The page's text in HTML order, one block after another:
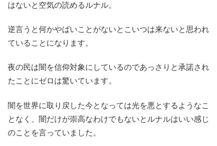
はないと空気の読めるルナル。
逆言うと何かやばいことがないとこいつは来ないと思われ
ていることになります。
夜の民は闇を信仰対象にしているのであっさりと承諾され
たことにゼロは驚いています。
闇を世界に取り戻した今となっては光を悪とするようなこ
となく、闇だけが崇高なわけでもないとルナルはいい感じ
のことを言っていました。